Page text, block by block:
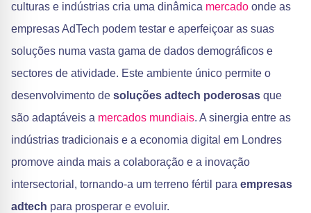
culturas e indústrias cria uma dinâmica mercado onde as
empresas AdTech podem testar e aperfeiçoar as suas
soluções numa vasta gama de dados demográficos e
sectores de atividade. Este ambiente único permite o
desenvolvimento de soluções adtech poderosas que
são adaptáveis a mercados mundiais. A sinergia entre as
indústrias tradicionais e a economia digital em Londres
promove ainda mais a colaboração e a inovação
intersectorial, tornando-a um terreno fértil para empresas
adtech para prosperar e evoluir.